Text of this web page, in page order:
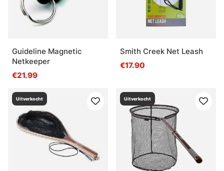
Guideline Magnetic
Netkeeper
€21.99
Smith Creek Net Leash
€17.90
Uitverkocht Uitverkocht